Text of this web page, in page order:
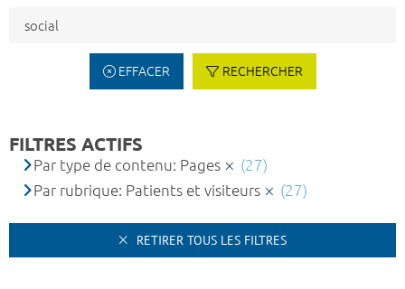
EFFACER RECHERCHER
FILTRES ACTIFS
Par type de contenu: Pages
(27)
Par rubrique: Patients et visiteurs
(27)
RETIRER TOUS LES FILTRES